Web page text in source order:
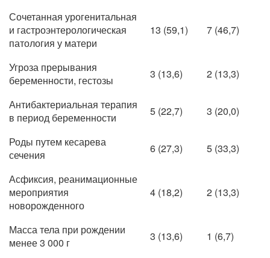
Сочетанная урогенитальная
и гастроэнтерологическая
патология у матери
13 (59,1) 7 (46,7)
Угроза прерывания
беременности, гестозы
3 (13,6) 2 (13,3)
Антибактериальная терапия
в период беременности
5 (22,7) 3 (20,0)
Роды путем кесарева
сечения
6 (27,3) 5 (33,3)
Асфиксия, реанимационные
мероприятия
новорожденного
4 (18,2) 2 (13,3)
Масса тела при рождении
менее 3 000 г
3 (13,6) 1 (6,7)